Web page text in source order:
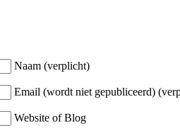
Naam (verplicht)
Email (wordt niet gepubliceerd)
Website of Blog